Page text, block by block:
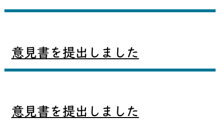
意見書を提出しました
意見書を提出しました